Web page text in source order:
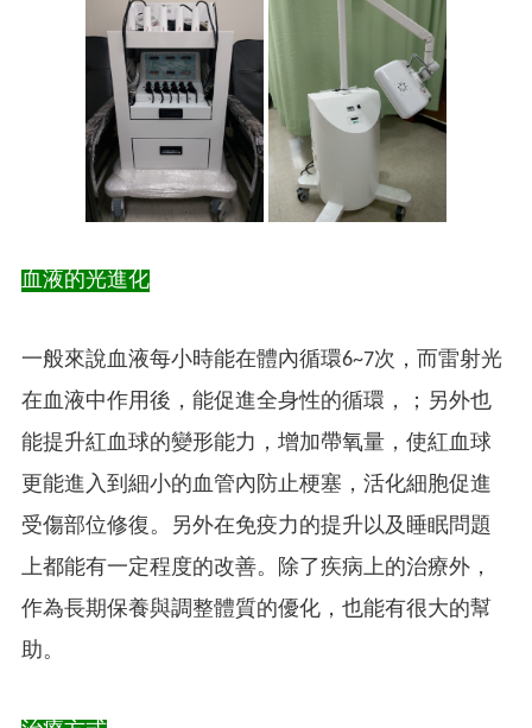
血液的光進化
一般來說血液每小時能在體內循環6~7次，而雷射光
在血液中作用後，能促進全身性的循環，；另外也
能提升紅血球的變形能力，增加帶氧量，使紅血球
更能進入到細小的血管內防止梗塞，活化細胞促進
受傷部位修復。另外在免疫力的提升以及睡眠問題
上都能有一定程度的改善。除了疾病上的治療外，
作為長期保養與調整體質的優化，也能有很大的幫
助。